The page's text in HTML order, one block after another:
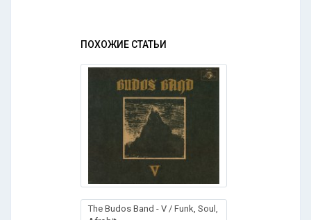
ПОХОЖИЕ СТАТЬИ
The Budos Band - V / Funk, Soul,